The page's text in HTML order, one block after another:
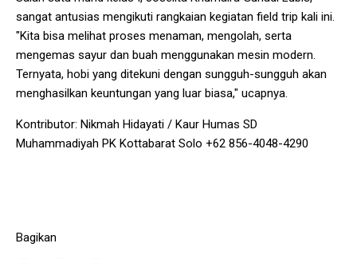
sangat antusias mengikuti rangkaian kegiatan field trip kali ini.
"Kita bisa melihat proses menaman, mengolah, serta
mengemas sayur dan buah menggunakan mesin modern.
Ternyata, hobi yang ditekuni dengan sungguh-sungguh akan
menghasilkan keuntungan yang luar biasa," ucapnya.
Kontributor: Nikmah Hidayati / Kaur Humas SD
Muhammadiyah PK Kottabarat Solo +62 856-4048-4290
Bagikan